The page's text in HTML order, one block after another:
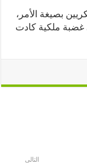
الأمر،
ملكية كادت